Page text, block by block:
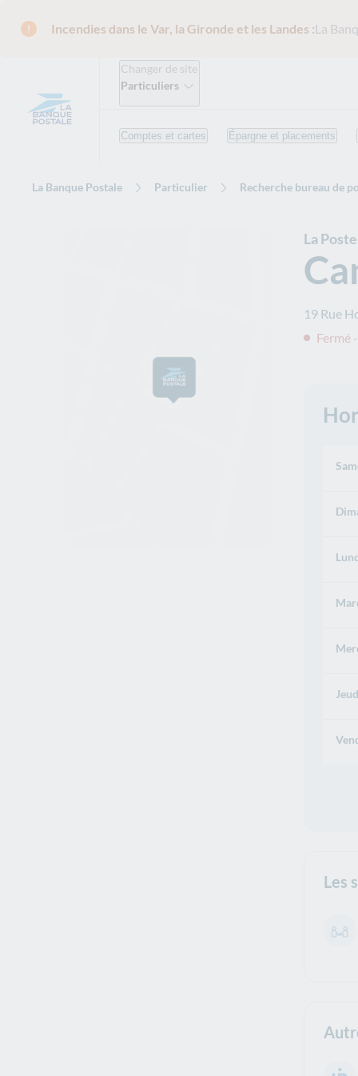
Incendies dans le Var, la Gironde et les Landes :La
Changer de site
Particuliers
Comptes et cartes Épargne et placements
La Banque Postale Particulier Recherche bureau de
La Poste
19 Rue
Fermé
Les